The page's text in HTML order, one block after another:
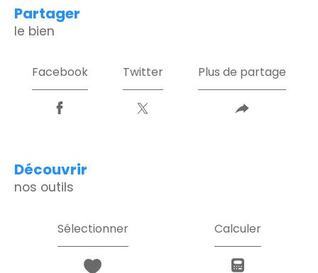
partager
le bien
Facebook Twitter Plus de partage
découvrir
nos outils
Sélectionner Calculer